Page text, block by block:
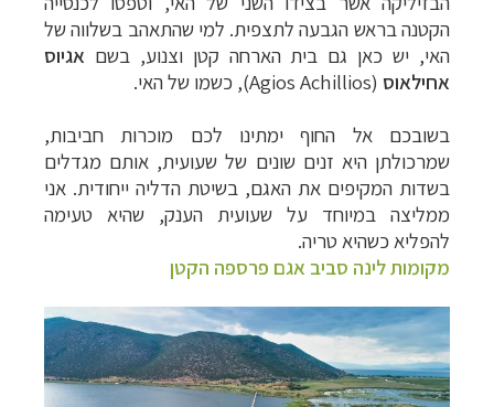
הקטנה בראש הגבעה לתצפית. למי שהתאהב בשלווה של
האי, יש כאן גם בית הארחה קטן וצנוע, בשם אגיוס
אחילאוס (
Agios Achillios), כשמו של האי.
בשובכם אל החוף ימתינו לכם מוכרות חביבות,
שמרכולתן היא זנים שונים של שעועית, אותם מגדלים
בשדות המקיפים את האגם, בשיטת הדליה ייחודית. אני
ממליצה במיוחד על שעועית הענק, שהיא טעימה
להפליא כשהיא טריה.
מקומות לינה סביב אגם פרספה הקטן